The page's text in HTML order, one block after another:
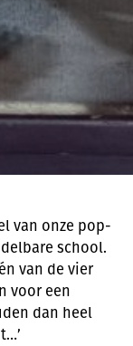
van onze pop-
school.
van de vier
voor een
dan heel